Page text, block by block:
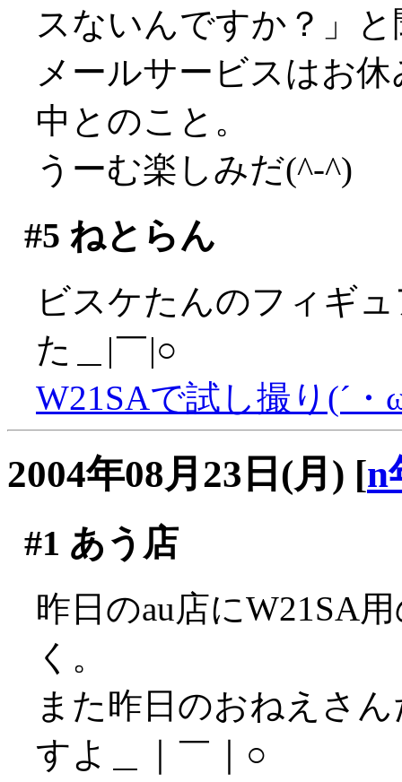
スないんですか？」
メールサービスはお
中とのこと。
うーむ楽しみだ(^-^)
#5 ねとらん
ビスケたんのフィギ
た＿|￣|○
W21SAで試し撮り(´・
2004年08月23日(月) [n
#1 あう店
昨日のau店にW21SA
く。
また昨日のおねえさ
すよ＿｜￣｜○